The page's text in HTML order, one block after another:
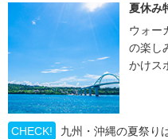
夏休み
ウォー
の楽し
かけス
CHECK!
九州・沖縄の夏祭り